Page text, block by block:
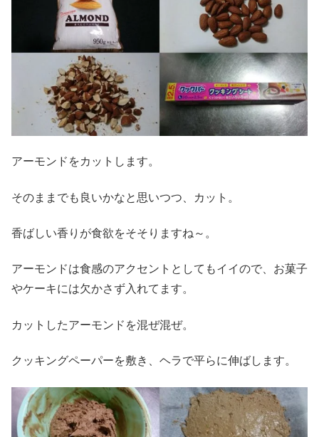
アーモンドをカットします。
そのままでも良いかなと思いつつ、カット。
香ばしい香りが食欲をそそりますね～。
アーモンドは食感のアクセントとしてもイイので、お菓子
やケーキには欠かさず入れてます。
カットしたアーモンドを混ぜ混ぜ。
クッキングペーパーを敷き、ヘラで平らに伸ばします。